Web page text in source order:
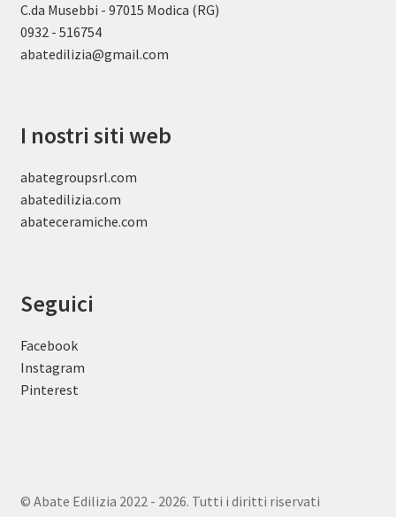
C.da Musebbi - 97015 Modica (RG)
0932 - 516754
abatedilizia@gmail.com
I nostri siti web
abategroupsrl.com
abatedilizia.com
abateceramiche.com
Seguici
Facebook
Instagram
Pinterest
© Abate Edilizia 2022 - 2026. Tutti i diritti riservati